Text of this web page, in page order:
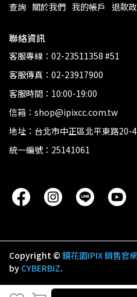
查詢 關於我們 我的帳戶 退款
聯絡資訊
客服專線：02-23511358 #51
客服傳真：02-23917900
客服時間：10:00-19:00
信箱：shop@ipixcc.com.tw
地址：台北市中正區北平東路20-
統一編號：25141061
Copyright © 鏡花園IPIX 銷售官
by CYBERBIZ.